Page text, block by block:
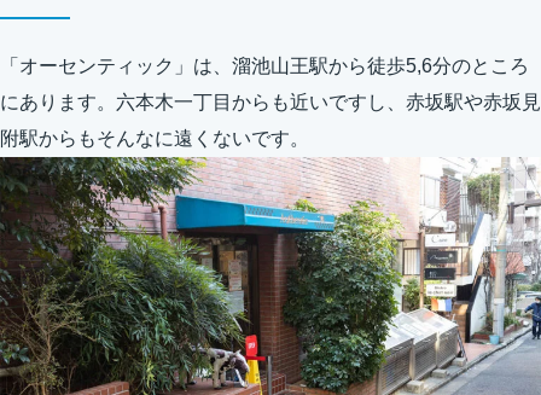
「オーセンティック」は、溜池山王駅から徒歩5,6分のところ
にあります。六本木一丁目からも近いですし、赤坂駅や赤坂見
附駅からもそんなに遠くないです。